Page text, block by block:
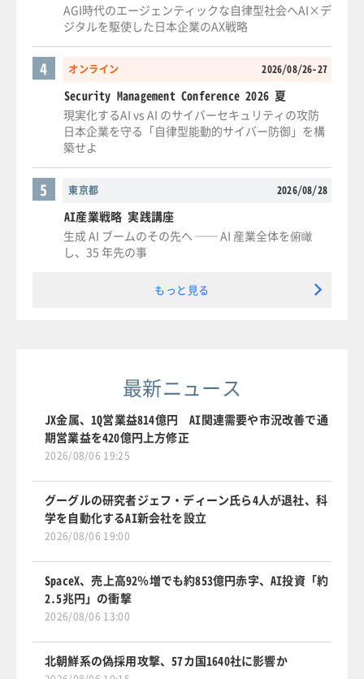
AGI時代のエージェンティックな自律型社会へAI×デ
ジタルを駆使した日本企業のAX戦略
オンライン 2026/08/26-27
4
Security Management Conference 2026 夏
現実化するAI vs AI のサイバーセキュリティの攻防
日本企業を守る「自律型能動的サイバー防御」を構
築せよ
東京都 2026/08/28
5
AI産業戦略 実践講座
生成 AI ブームのその先へ ── AI 産業全体を俯瞰
し、35 年先の事
もっと見る
最新ニュース
JX金属、1Q営業益814億円 AI関連需要や市況改善で通
期営業益を420億円上方修正
2026/08/06 19:25
グーグルの研究者ジェフ・ディーン氏ら4人が退社、科
学を自動化するAI新会社を設立
2026/08/06 19:00
SpaceX、売上高92％増でも約853億円赤字、AI投資「約
2.5兆円」の衝撃
2026/08/06 13:00
北朝鮮系の偽採用攻撃、57カ国1640社に影響か